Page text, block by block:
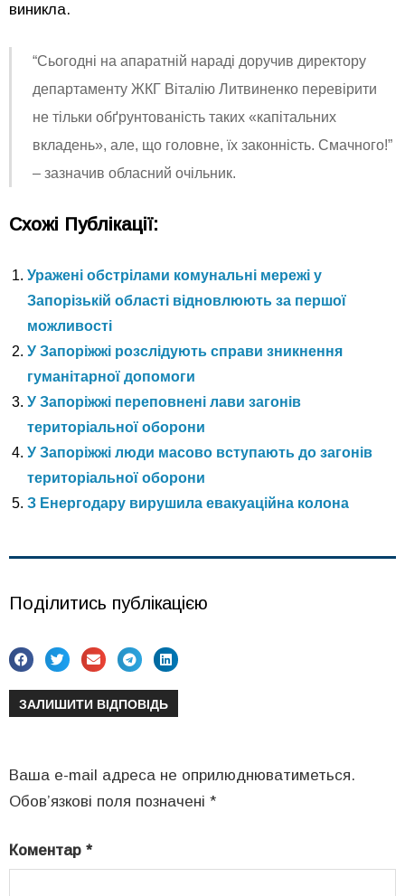
виникла.
“Сьогодні на апаратній нараді доручив директору
департаменту ЖКГ Віталію Литвиненко перевірити
не тільки обґрунтованість таких «капітальних
вкладень», але, що головне, їх законність. Смачного!”
– зазначив обласний очільник.
Схожі Публікації:
Уражені обстрілами комунальні мережі у
Запорізькій області відновлюють за першої
можливості
У Запоріжжі розслідують справи зникнення
гуманітарної допомоги
У Запоріжжі переповнені лави загонів
територіальної оборони
У Запоріжжі люди масово вступають до загонів
територіальної оборони
З Енергодару вирушила евакуаційна колона
Поділитись публікацією
ЗАЛИШИТИ ВІДПОВІДЬ
Ваша e-mail адреса не оприлюднюватиметься.
Обов’язкові поля позначені *
Коментар *